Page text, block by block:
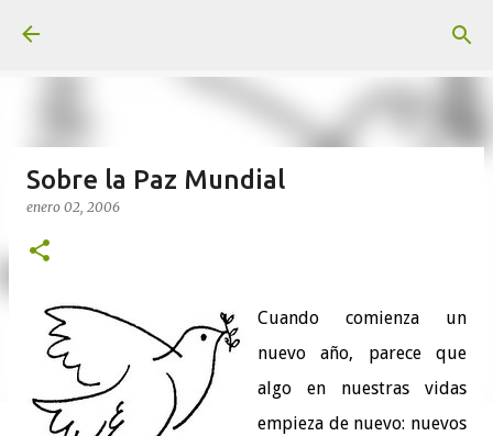
Sobre la Paz Mundial
enero 02, 2006
Cuando comienza un
nuevo año, parece que
algo en nuestras vidas
empieza de nuevo: nuevos